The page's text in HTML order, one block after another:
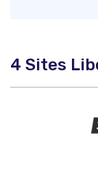
4 Sites